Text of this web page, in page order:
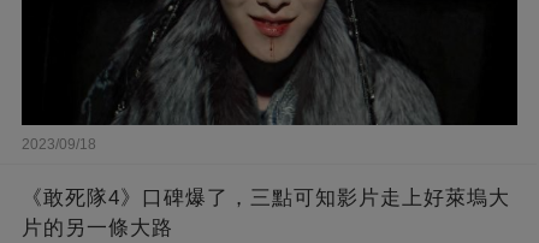
2023/09/18
《敢死隊4》口碑爆了，三點可知影片走上好萊塢大
片的另一條大路